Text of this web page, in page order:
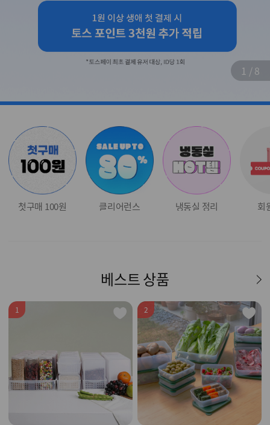
1 /8
첫구매 100원 클리어런스 냉동실 정리 회
베스트 상품
1 2